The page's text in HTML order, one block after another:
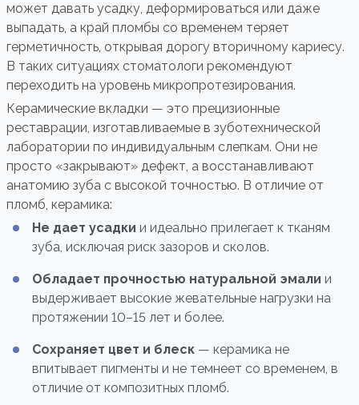
может давать усадку, деформироваться или даже
выпадать, а край пломбы со временем теряет
герметичность, открывая дорогу вторичному кариесу.
В таких ситуациях стоматологи рекомендуют
переходить на уровень микропротезирования.
Керамические вкладки — это прецизионные
реставрации, изготавливаемые в зуботехнической
лаборатории по индивидуальным слепкам. Они не
просто «закрывают» дефект, а восстанавливают
анатомию зуба с высокой точностью. В отличие от
пломб, керамика:
Не дает усадки и идеально прилегает к тканям
зуба, исключая риск зазоров и сколов.
Обладает прочностью натуральной эмали и
выдерживает высокие жевательные нагрузки на
протяжении 10–15 лет и более.
Сохраняет цвет и блеск — керамика не
впитывает пигменты и не темнеет со временем, в
отличие от композитных пломб.